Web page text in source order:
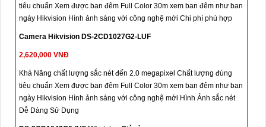
tiêu chuẩn Xem được ban đêm Full Color 30m xem ban đêm như ban
ngày Hikvision Hình ảnh sáng với công nghệ mới Chi phí phù hợp
Camera Hikvision DS-2CD1027G2-LUF
2,620,000 VNĐ
Khả Năng chất lượng sắc nét đến 2.0 megapixel Chất lượng đúng
tiêu chuẩn Xem được ban đêm Full Color 30m xem ban đêm như ban
ngày Hikvision Hình ảnh sáng với công nghệ mới Hình Ảnh sắc nét
Dễ Dàng Sử Dụng